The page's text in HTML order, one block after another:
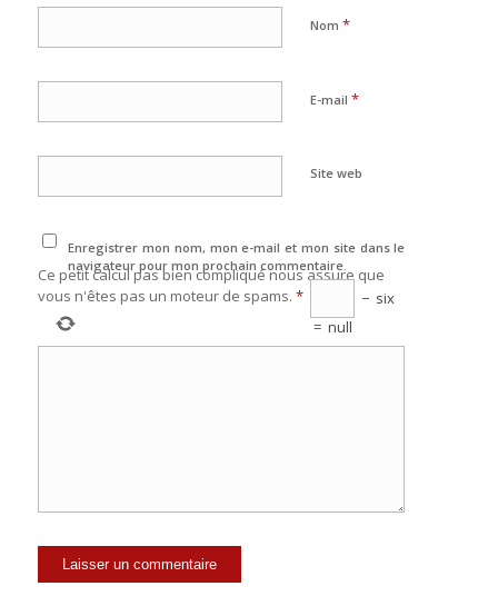
Nom *
E-mail *
Site web
Enregistrer mon nom, mon e-mail et mon site dans le
navigateur pour mon prochain commentaire.
Ce petit calcul pas bien compliqué nous assure que
vous n'êtes pas un moteur de spams. * − six
= null